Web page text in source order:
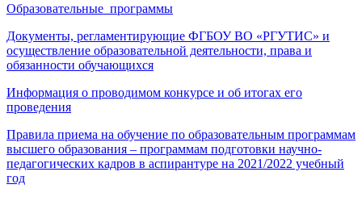
Образовательные программы
Документы, регламентирующие ФГБОУ ВО «РГУТИС» и
осуществление образовательной деятельности, права и
обязанности обучающихся
Информация о проводимом конкурсе и об итогах его
проведения
Правила приема на обучение по образовательным программам
высшего образования – программам подготовки научно-
педагогических кадров в аспирантуре на 2021/2022 учебный
год